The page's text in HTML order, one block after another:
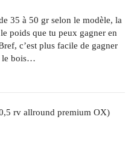
35 à 50 gr selon le modèle, la
poids que tu peux gagner en
c’est plus facile de gagner
le bois…
rv allround premium OX)